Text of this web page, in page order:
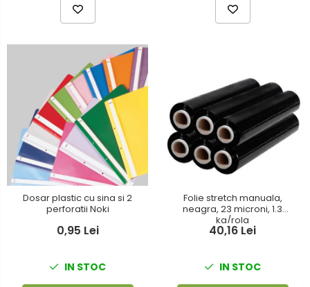
Prosoape din hartie
Sapunuri si dezinfectanti
Uz universal
Dosar plastic cu sina si 2
perforatii Noki
0,95 Lei
IN STOC
Folie stretch manuala,
neagra, 23 microni, 1.3
kg/rola
40,16 Lei
IN STOC